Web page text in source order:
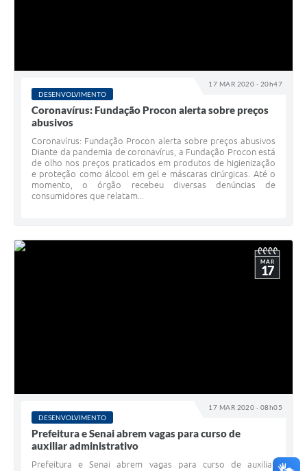
17 MAR 2020 - 20h47
DESENVOLVIMENTO
Coronavírus: Fundação Procon alerta sobre preços
abusivos
Coronavírus: Fundação Procon alerta sobre preços abusivos
Diante da pandemia de coronavírus, a Fundação Procon está
de olho nos preços praticados em produtos de higienização
e proteção como álcool em gel e máscaras cirúrgicas. Até o
momento, o órgão recebeu diversas denúncias de
consumidores que relatam...
17 MAR 2020 - 08h05
MAR
17
DESENVOLVIMENTO
Prefeitura e Senai abrem vagas para curso de
auxiliar administrativo
Prefeitura e Senai abrem vagas para curso de auxiliar